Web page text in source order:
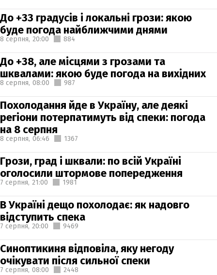
До +33 градусів і локальні грози: якою
буде погода найближчими днями
8 серпня, 20:00 884
До +38, але місцями з грозами та
шквалами: якою буде погода на вихідних
8 серпня, 08:00 987
Похолодання йде в Україну, але деякі
регіони потерпатимуть від спеки: погода
на 8 серпня
8 серпня, 06:46 1367
Грози, град і шквали: по всій Україні
оголосили штормове попередження
7 серпня, 21:00 1981
В Україні дещо похолодає: як надовго
відступить спека
7 серпня, 20:00 9469
Синоптикиня відповіла, яку негоду
очікувати після сильної спеки
7 серпня, 08:00 2448